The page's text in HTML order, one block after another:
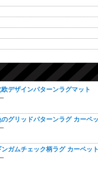
デザインパターンラグマット
グリッドパターンラグ カーペ
ガムチェック柄ラグ カーペット